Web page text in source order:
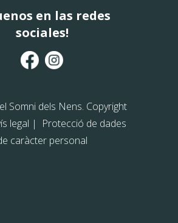
en las redes
sociales!
Somni dels Nens. Copyright
legal |
Protecció de dades
caràcter personal